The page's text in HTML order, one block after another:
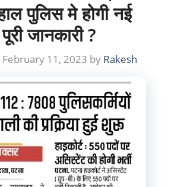
पुलिस मे होगी नई
जानकारी ?
February 11, 2023 by Rakesh